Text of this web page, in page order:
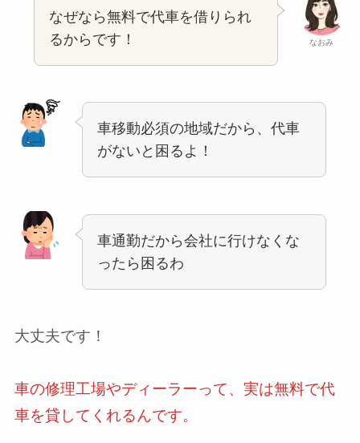
なおみ
なぜなら無料で代車を借りられ
るからです！
車移動必須の地域だから、代車
がないと困るよ！
車通勤だから会社に行けなくな
ったら困るわ
大丈夫です！
車の修理工場やディーラーって、実は無料で代
車を貸してくれるんです。